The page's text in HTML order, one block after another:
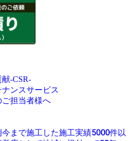
-CSR-
ンスサービス
担当者様へ
今まで施工した施工実績5000件以